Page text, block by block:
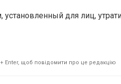
для лиц,
+ Enter, щоб повідомити про це редакцію